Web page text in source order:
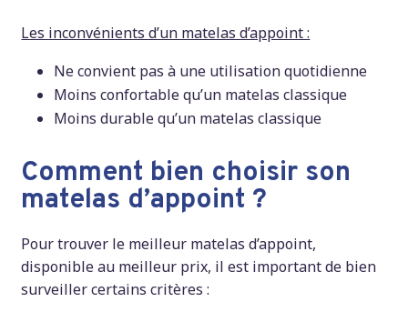
Les inconvénients d’un matelas d’appoint :
Ne convient pas à une utilisation quotidienne
Moins confortable qu’un matelas classique
Moins durable qu’un matelas classique
Comment bien choisir son
matelas d’appoint ?
Pour trouver le meilleur matelas d’appoint,
disponible au meilleur prix, il est important de bien
surveiller certains critères :